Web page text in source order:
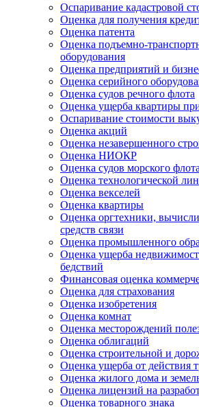
Оспаривание кадастровой
Оценка для получения
Оценка патента
Оценка подъемно-
оборудования
Оценка предприятий и
Оценка серийного
Оценка судов речного флота
Оценка ущерба квартиры
Оспаривание стоимости
Оценка акций
Оценка незавершенного
Оценка НИОКР
Оценка судов морского флота
Оценка технологической
Оценка векселей
Оценка квартиры
Оценка оргтехники,
средств связи
Оценка промышленного
Оценка ущерба
бедствий
Финансовая оценка
Оценка для страхования
Оценка изобретения
Оценка комнат
Оценка месторождений
Оценка облигаций
Оценка строительной и
Оценка ущерба от действия
Оценка жилого дома и
Оценка лицензий на
Оценка товарного знака